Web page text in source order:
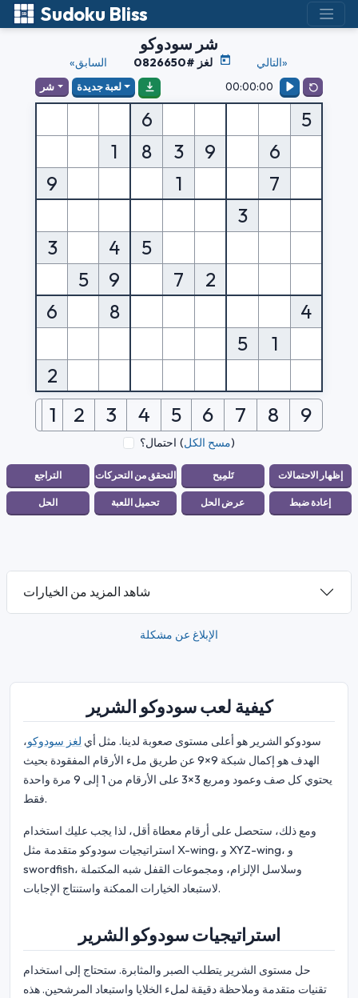
Sudoku Bliss
شر سودوكو
«السابق لغز #0826650 التالي»
شر لعبة جديدة 00:00:00
6
5
1
8 3 9
6
9
1
7
3
3
4
5
5
9 7
2
6
8
4
5
1
2
1 2 3 4 5 6 7 8 9
احتمال؟ (مسح الكل)
شاهد المزيد من الخيارات
الإبلاغ عن مشكلة
كيفية لعب سودوكو الشرير
سودوكو الشرير هو أعلى مستوى صعوبة لدينا. مثل أي لغز سودوكو،
الهدف هو إكمال شبكة 9×9 عن طريق ملء الأرقام المفقودة بحيث
يحتوي كل صف وعمود ومربع 3×3 على الأرقام من 1 إلى 9 مرة واحدة
فقط.
ومع ذلك، ستحصل على أرقام معطاة أقل، لذا يجب عليك استخدام
استراتيجيات سودوكو متقدمة مثل X-wing، و XYZ-wing، و
swordfish، وسلاسل الإلزام، ومجموعات القفل شبه المكتملة
لاستبعاد الخيارات الممكنة واستنتاج الإجابات.
استراتيجيات سودوكو الشرير
حل مستوى الشرير يتطلب الصبر والمثابرة. ستحتاج إلى استخدام
تقنيات متقدمة وملاحظة دقيقة لملء الخلايا واستبعاد المرشحين. هذه